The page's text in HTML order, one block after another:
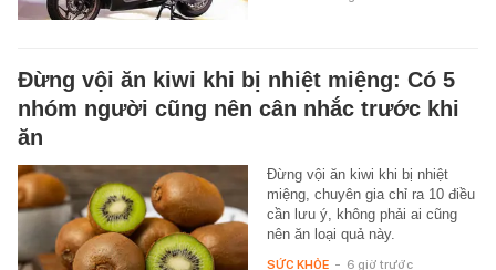
Đừng vội ăn kiwi khi bị nhiệt miệng: Có 5
nhóm người cũng nên cân nhắc trước khi
ăn
Đừng vội ăn kiwi khi bị nhiệt
miệng, chuyên gia chỉ ra 10 điều
cần lưu ý, không phải ai cũng
nên ăn loại quả này.
SỨC KHỎE - 6 giờ trước